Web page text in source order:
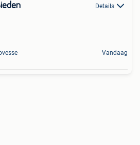
Details
Vandaag